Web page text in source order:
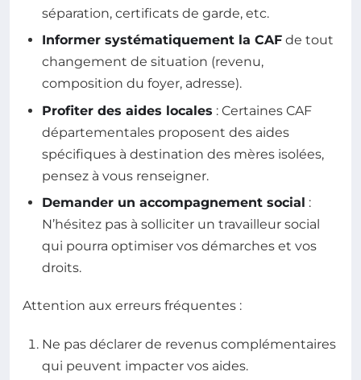
séparation, certificats de garde, etc.
Informer systématiquement la CAF de tout
changement de situation (revenu,
composition du foyer, adresse).
Profiter des aides locales : Certaines CAF
départementales proposent des aides
spécifiques à destination des mères isolées,
pensez à vous renseigner.
Demander un accompagnement social :
N’hésitez pas à solliciter un travailleur social
qui pourra optimiser vos démarches et vos
droits.
Attention aux erreurs fréquentes :
Ne pas déclarer de revenus complémentaires
qui peuvent impacter vos aides.